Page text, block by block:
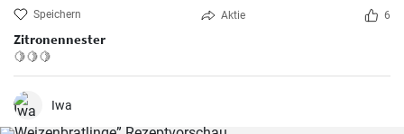
Speichern Aktie 6
Zitronennester
🍋🍋🍋
Iwa